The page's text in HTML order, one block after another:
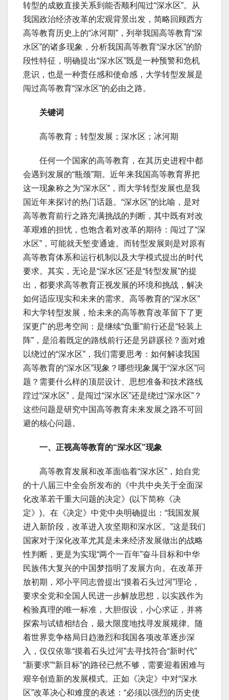
转型的成败直接关系到能否顺利闯过“深水区”。从
我国政治经济改革的宏观背景出发，简略回顾西方
高等教育历史上的“冰河期”，列举我国高等教育“深
水区”的诸多现象，分析我国高等教育“深水区”的阶
段性特征，明确提出“深水区”既是一种预警和危机
意识，也是一种责任感和使命感，大学转型发展是
闯过高等教育“深水区”的必由之路。
关键词
高等教育；转型发展；深水区；冰河期
任何一个国家的高等教育，在其历史进程中都
会遇到发展的“瓶颈”期。近年来我国高等教育界把
这一现象称之为“深水区”，而大学转型发展也是我
国近年来探讨的热门话题。“深水区”的比喻，是对
高等教育前行之路充满挑战的判断，其中既有对改
革艰难的担忧，也饱含着对改革的期待：闯过了“深
水区”，可能就天堑变通途。而转型发展则是对原有
高等教育体系和运行机制以及大学模式提出的时代
要求。其实，无论是“深水区”还是“转型发展”的提
出，都要求高等教育正视发展的环境和挑战，解决
如何适应现实和未来的需求。高等教育的“深水区”
和大学转型发展，给未来的高等教育改革留下了更
深更广的思考空间：是继续“负重”前行还是“轻装上
阵”，是沿着既定的路线前行还是另辟蹊径？面对难
以绕过的“深水区”，我们需要思考：如何解读我国
高等教育的“深水区”现象？哪些现象属于“深水区”问
题？需要什么样的顶层设计、思想准备和技术路线
蹚过“深水区”，是闯过“深水区”还是绕过“深水区”？
这些问题是研究中国高等教育未来发展之路不可回
避的核心问题。
一、正视高等教育的“深水区”现象
高等教育发展和改革面临着“深水区”，始自党
的十八届三中全会所发布的《中共中央关于全面深
化改革若干重大问题的决定》(以下简称《决
定》)。在《决定》中党中央明确提出：“我国发展
进入新阶段，改革进入攻坚期和深水区。”这是我们
国家对于深化改革尤其是未来经济发展做出的战略
性判断，更是为实现“两个一百年”奋斗目标和中华
民族伟大复兴的中国梦指明了发展方向。在改革开
放初期，邓小平同志曾提出“摸着石头过河”理论，
要求全党和全国人民进一步解放思想，以实践作为
检验真理的唯一标准，大胆假设，小心求证，并将
探索与试错相结合，最大限度地找寻发展规律。随
着世界竞争格局日趋激烈和我国各项改革逐步深
入，仅仅依靠“摸着石头过河”去寻找符合“新时代”
“新要求”“新目标”的路径已然不够，需要迎着困难与
艰辛创造新的发展模式。正如《决定》中对“深水
区”改革决心和难度的表述：“必须以强烈的历史使